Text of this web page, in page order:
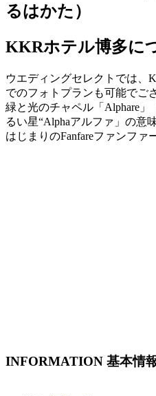
るはかた）
KKRホテル博多に
ウエディングセレクトでは、
でのフォトプランも可能でご
緑と光のチャペル「Alphare」
るい星“Alphaアルファ」の意
はじまりのFanfareファンファ
INFORMATION 基本情